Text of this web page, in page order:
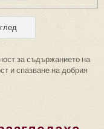
за съдържанието на
и спазване на добрия